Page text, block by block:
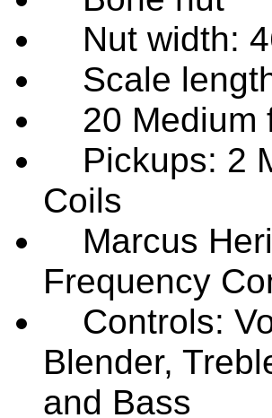
Nut width:
Scale
20 Medium
Pickups: 2
Coils
Marcus
Frequency
Controls:
Blender,
and Bass